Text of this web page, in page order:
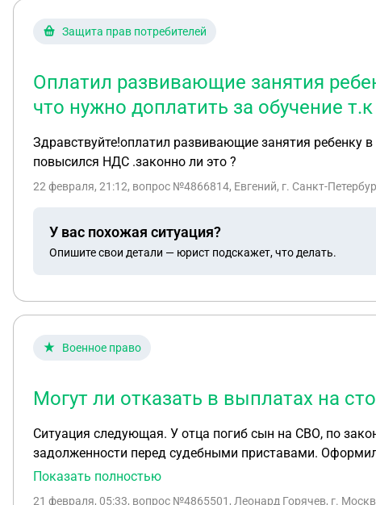
Защита прав потребителей
Оплатил развивающие занятия
что нужно доплатить за обучение
Здравствуйте!оплатил развивающие занятия ребенку
повысился НДС .законно ли это ?
22 февраля, 21:12, вопрос №4866814, Евгений, г. Санкт-
У вас похожая ситуация?
Опишите свои детали — юрист подскажет, что делать.
Военное право
Могут ли отказать в выплатах на
Ситуация следующая. У отца погиб сын на СВО, по закону он должен предоставить реквизиты для выплат, но делать этого не хочет, так как имеет
задолженности перед судебными приставами. Оформил
денежные стредства и т.п., с четким указанием всех
Показать полностью
21 февраля, 05:33, вопрос №4865501, Леонард Горячев, г.